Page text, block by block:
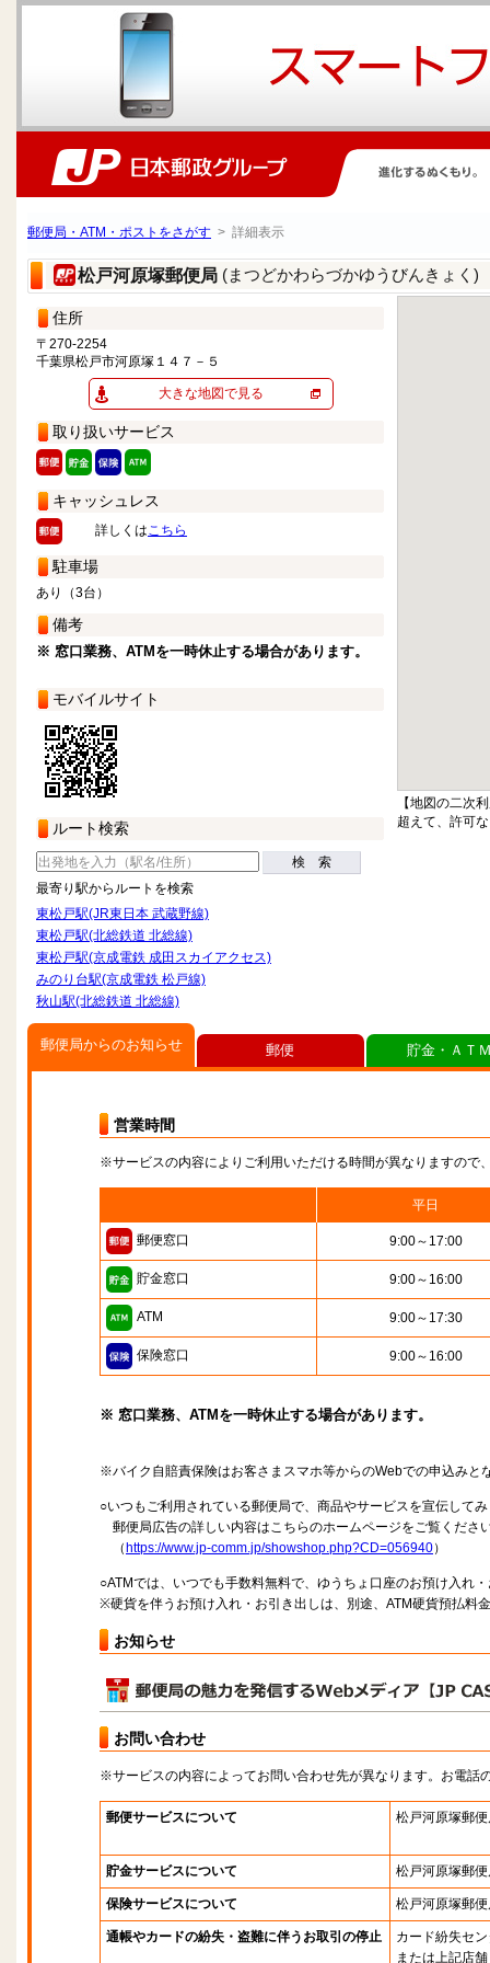
郵便局・ATM・ポストをさがす > 詳細表示
松戸河原塚郵便局 (まつどかわらづかゆうびんきょく)
住所
〒270-2254
千葉県松戸市河原塚１４７－５
大きな地図で見る
取り扱いサービス
キャッシュレス
詳しくはこちら
駐車場
あり（3台）
備考
※ 窓口業務、ATMを一時休止する場合があります。
モバイルサイト
ルート検索
検 索
最寄り駅からルートを検索
東松戸駅(JR東日本 武蔵野線)
東松戸駅(北総鉄道 北総線)
東松戸駅(京成電鉄 成田スカイアクセス)
みのり台駅(京成電鉄 松戸線)
秋山駅(北総鉄道 北総線)
【地図の二次
超えて、許可
郵便局からのお知らせ
営業時間
※サービスの内容によりご利用いただける時間が異なりますので
平日
郵便窓口 9:00～17:00
貯金窓口 9:00～16:00
ATM 9:00～17:30
保険窓口 9:00～16:00
※ 窓口業務、ATMを一時休止する場合があります。
※バイク自賠責保険はお客さまスマホ等からのWebでの申込みと
○いつもご利用されている郵便局で、商品やサービスを宣伝して
郵便局広告の詳しい内容はこちらのホームページをご覧くださ
（ https://www.jp-comm.jp/showshop.php?CD=056940）
○ATMでは、いつでも手数料無料で、ゆうちょ口座のお預け入れ
※硬貨を伴うお預け入れ・お引き出しは、別途、ATM硬貨預払料
お知らせ
お問い合わせ
※サービスの内容によってお問い合わせ先が異なります。お電話
郵便サービスについて 松戸河原塚郵
貯金サービスについて 松戸河原塚郵
保険サービスについて 松戸河原塚郵
通帳やカードの紛失・盗難に伴うお取引の停止
カード紛失セ
または上記店舗
郵便 貯金・ＡＴ